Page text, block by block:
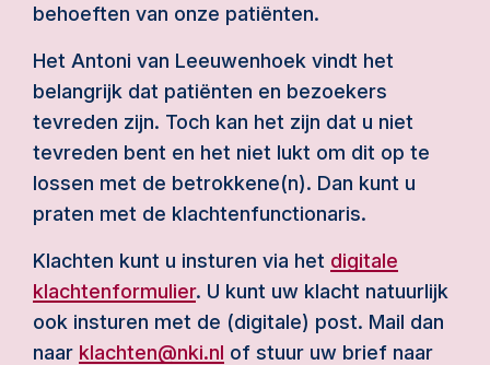
behoeften van onze patiënten.
Het Antoni van Leeuwenhoek vindt het
belangrijk dat patiënten en bezoekers
tevreden zijn. Toch kan het zijn dat u niet
tevreden bent en het niet lukt om dit op te
lossen met de betrokkene(n). Dan kunt u
praten met de klachtenfunctionaris.
Klachten kunt u insturen via het digitale
klachtenformulier. U kunt uw klacht natuurlijk
ook insturen met de (digitale) post. Mail dan
naar klachten@nki.nl of stuur uw brief naar